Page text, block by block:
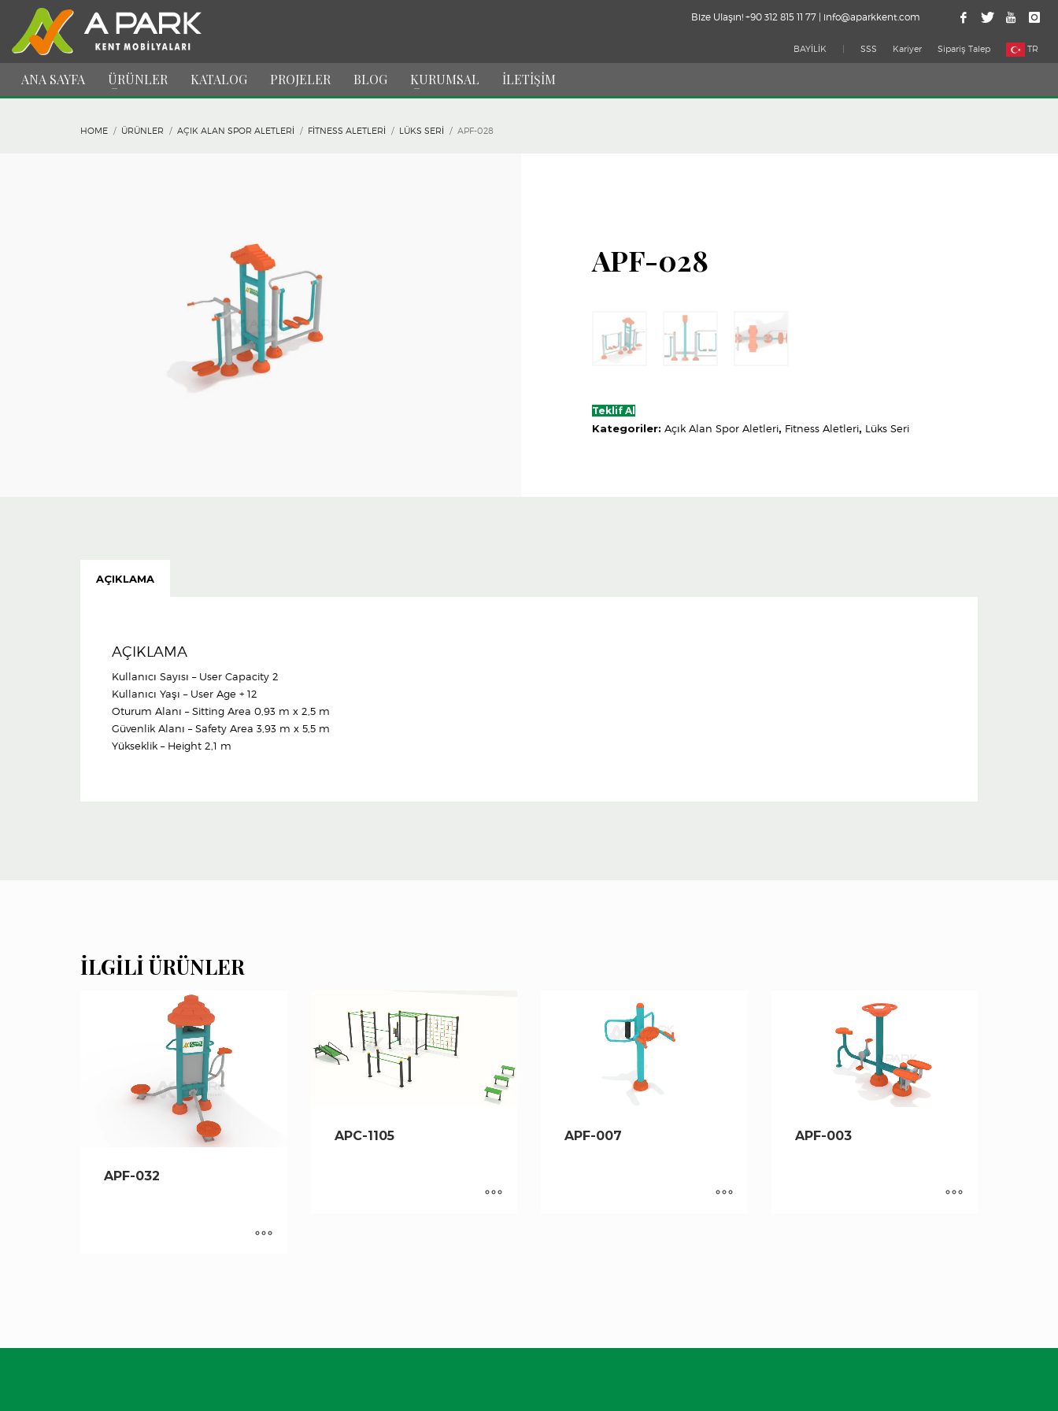
Bize Ulaşın! +90 312 815 11 77 | info@aparkkent.com
BAYİLİK | SSS Kariyer Sipariş Talep TR
ANA SAYFA ÜRÜNLER KATALOG PROJELER BLOG KURUMSAL İLETİŞİM
HOME ÜRÜNLER AÇIK ALAN SPOR ALETLERI FITNESS ALETLERI LÜKS SERI APF-028
APF-028
Teklif Al
Kategoriler: Açık Alan Spor Aletleri, Fitness Aletleri, Lüks Seri
AÇIKLAMA
AÇIKLAMA
Kullanıcı Sayısı – User Capacity 2
Kullanıcı Yaşı – User Age + 12
Oturum Alanı – Sitting Area 0,93 m x 2,5 m
Güvenlik Alanı – Safety Area 3,93 m x 5,5 m
Yükseklik – Height 2,1 m
İLGILI ÜRÜNLER
APF-032
APC-1105 APF-007 APF-003